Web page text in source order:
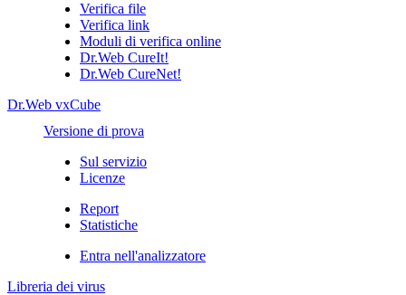
Verifica file
Verifica link
Moduli di verifica online
Dr.Web CureIt!
Dr.Web CureNet!
Dr.Web vxCube
Versione di prova
Sul servizio
Licenze
Report
Statistiche
Entra nell'analizzatore
Libreria dei virus